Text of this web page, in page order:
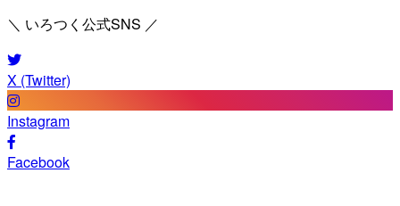
＼ いろつく公式SNS ／
X (Twitter)
Instagram
Facebook